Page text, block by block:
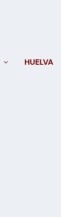
HUELVA